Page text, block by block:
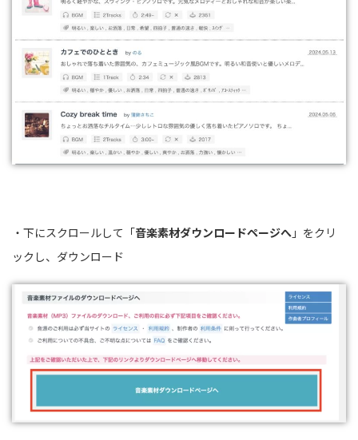
・下にスクロールして「音楽素材ダウンロードページへ 」をクリ
ックし、ダウンロード